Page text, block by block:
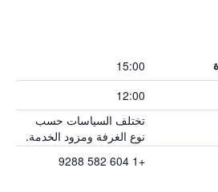
15:00
12:00
تختلف السياسات حسب
نوع الغرفة ومزود الخدمة.
+1 604 582 9288